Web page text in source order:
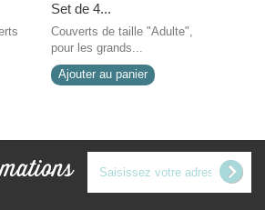
Set de 4...
Couverts de taille "Adulte",
pour les grands...
Ajouter au panier